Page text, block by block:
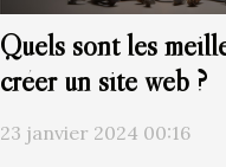
Quels sont les
créer un site web ?
23 janvier 2024 00:16